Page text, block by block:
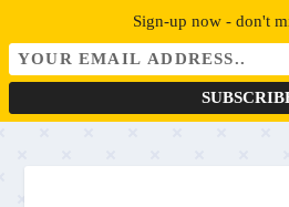
Sign-up now - don't